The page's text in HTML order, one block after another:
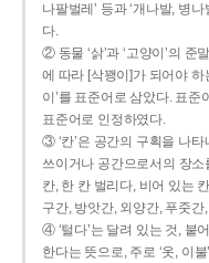
나팔벌레’ 등과 ‘개나발, 병
다.
② 동물 ‘삵’과 ‘고양이’의 준
에 따라 [삭꽹이]가 되어야 하
이’를 표준어로 삼았다. 표준
표준어로 인정하였다.
③ ‘칸’은 공간의 구획을 나타
쓰이거나 공간으로서의 장소
칸, 한 칸 벌리다, 비어 있는
구간, 방앗간, 외양간, 푸줏간,
④ ‘털다’는 달려 있는 것, 붙
한다는 뜻으로, 주로 ‘옷, 이